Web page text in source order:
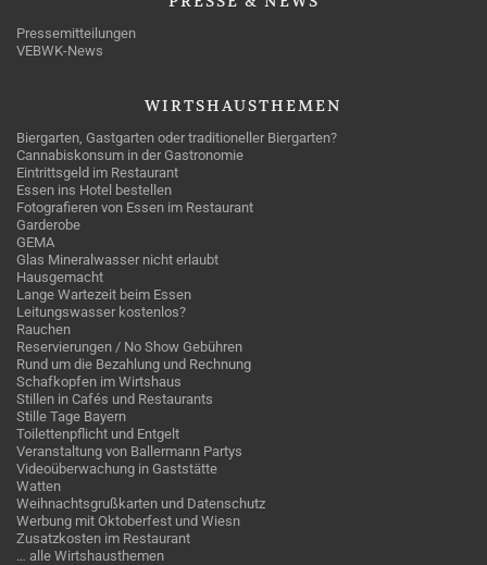
Pressemitteilungen
VEBWK-News
WIRTSHAUSTHEMEN
Biergarten, Gastgarten oder traditioneller Biergarten?
Cannabiskonsum in der Gastronomie
Eintrittsgeld im Restaurant
Essen ins Hotel bestellen
Fotografieren von Essen im Restaurant
Garderobe
GEMA
Glas Mineralwasser nicht erlaubt
Hausgemacht
Lange Wartezeit beim Essen
Leitungswasser kostenlos?
Rauchen
Reservierungen / No Show Gebühren
Rund um die Bezahlung und Rechnung
Schafkopfen im Wirtshaus
Stillen in Cafés und Restaurants
Stille Tage Bayern
Toilettenpflicht und Entgelt
Veranstaltung von Ballermann Partys
Videoüberwachung in Gaststätte
Watten
Weihnachtsgrußkarten und Datenschutz
Werbung mit Oktoberfest und Wiesn
Zusatzkosten im Restaurant
… alle Wirtshausthemen